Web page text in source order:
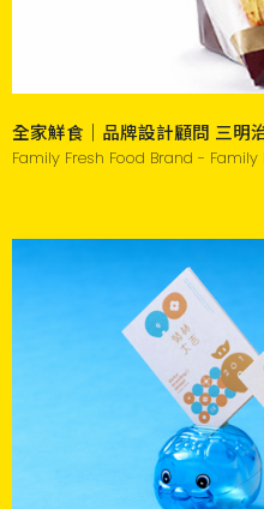
全家鮮食｜品牌設計顧問 三明
Family Fresh Food Brand -